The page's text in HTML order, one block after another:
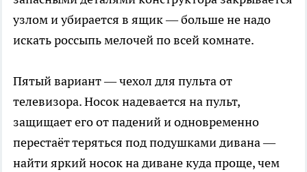
узлом и убирается в ящик — больше не надо
искать россыпь мелочей по всей комнате.
Пятый вариант — чехол для пульта от
телевизора. Носок надевается на пульт,
защищает его от падений и одновременно
перестаёт теряться под подушками дивана —
найти яркий носок на диване куда проще, чем